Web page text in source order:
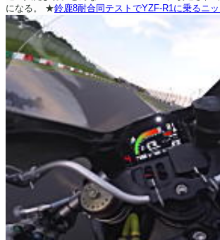
になる。
★鈴鹿8耐合同テストでYZF-R1に乗るニ